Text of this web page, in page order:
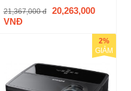
21,367,000 đ
20,263,000
VNĐ
2%
GIẢM